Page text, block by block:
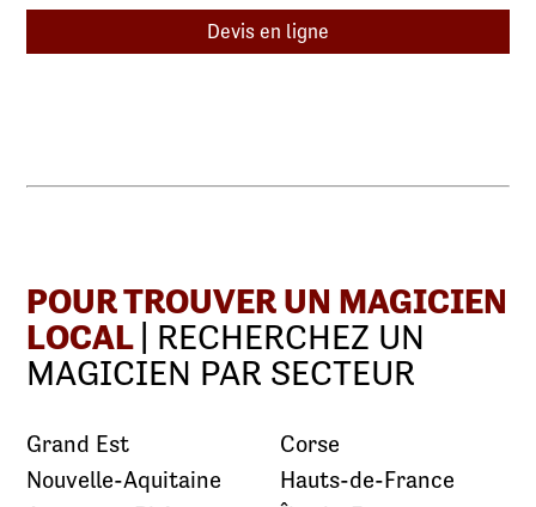
Devis en ligne
POUR TROUVER UN MAGICIEN
LOCAL | RECHERCHEZ UN
MAGICIEN PAR SECTEUR
Grand Est
Nouvelle-Aquitaine
Corse
Hauts-de-France